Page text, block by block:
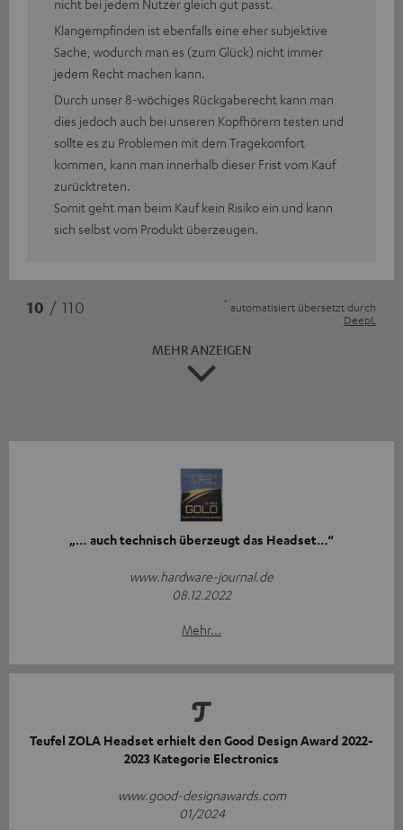
nicht bei jedem Nutzer gleich gut passt.
Klangempfinden ist ebenfalls eine eher subjektive
Sache, wodurch man es (zum Glück) nicht immer
jedem Recht machen kann.
Durch unser 8-wöchiges Rückgaberecht kann man
dies jedoch auch bei unseren Kopfhörern testen und
sollte es zu Problemen mit dem Tragekomfort
kommen, kann man innerhalb dieser Frist vom Kauf
zurücktreten.
Somit geht man beim Kauf kein Risiko ein und kann
sich selbst vom Produkt überzeugen.
10 / 110 * automatisiert übersetzt durch
DeepL
MEHR ANZEIGEN
„… auch technisch überzeugt das Headset…“
www.hardware-journal.de
08.12.2022
Mehr...
Teufel ZOLA Headset erhielt den Good Design Award 2022-
2023 Kategorie Electronics
www.good-designawards.com
01/2024